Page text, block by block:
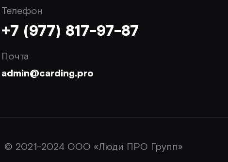
Телефон
+7 (977) 817-97-87
Почта
admin@carding.pro
© 2021-2024 ООО «Люди ПРО Групп»